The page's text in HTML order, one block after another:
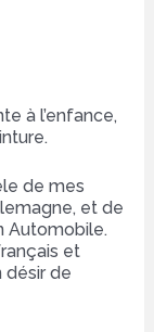
à l’enfance,
de mes
et de
Automobile.
et
désir de